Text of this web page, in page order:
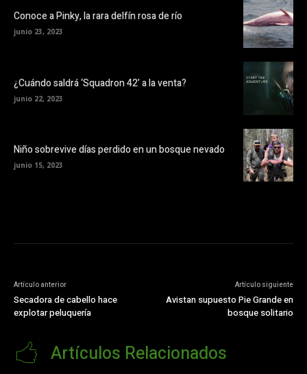
Conoce a Pinky, la rara delfín rosa de río
junio 23, 2023
¿Cuándo saldrá ‘Squadron 42’ a la venta?
junio 22, 2023
Niño sobrevive días perdido en un bosque nevado
junio 15, 2023
Artículo anterior
Secadora de cabello hace
explotar peluquería
Artículo siguiente
Avistan supuesto Pie Grande en
bosque solitario
Artículos Relacionados